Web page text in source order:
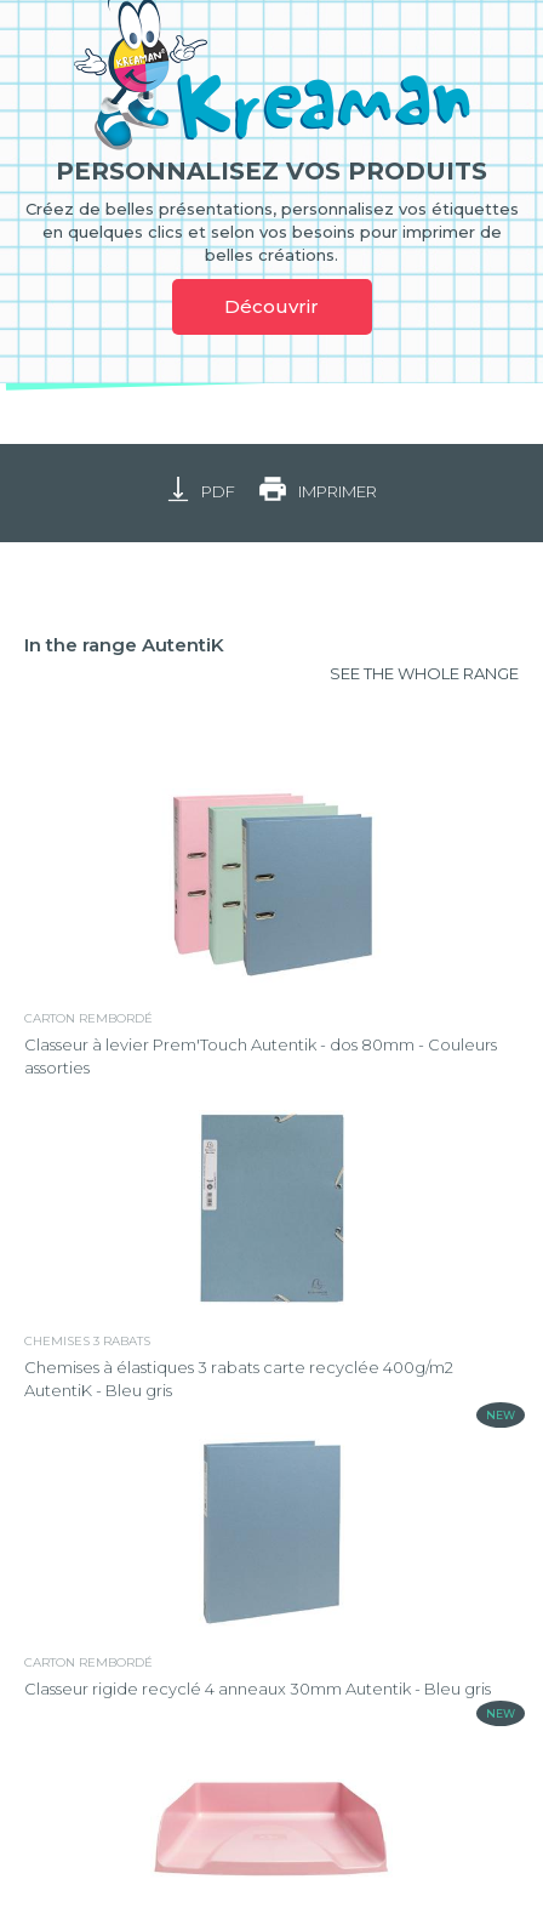
PERSONNALISEZ VOS PRODUITS
Créez de belles présentations, personnalisez vos étiquettes
en quelques clics et selon vos besoins pour imprimer de
belles créations.
Découvrir
PDF IMPRIMER
In the range AutentiK
SEE THE WHOLE RANGE
CARTON REMBORDÉ
Classeur à levier Prem'Touch Autentik - dos 80mm - Couleurs
assorties
CHEMISES 3 RABATS
Chemises à élastiques 3 rabats carte recyclée 400g/m2
AutentiK - Bleu gris
NEW
CARTON REMBORDÉ
Classeur rigide recyclé 4 anneaux 30mm Autentik - Bleu gris
NEW